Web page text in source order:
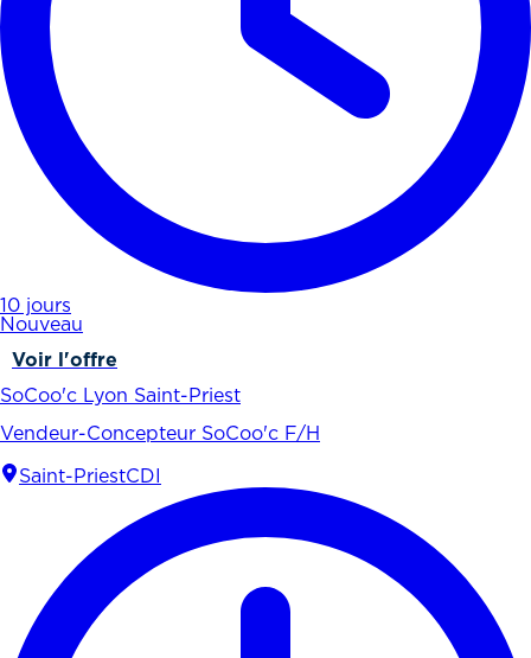
10 jours
Nouveau
Voir l'offre
SoCoo'c Lyon Saint-Priest
Vendeur-Concepteur SoCoo'c F/H
Saint-PriestCDI